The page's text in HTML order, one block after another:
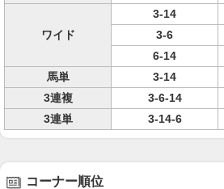
ワイド
3-14
3-6
6-14
馬単
3-14
3連複
3-6-14
3連単
3-14-6
コーナー順位